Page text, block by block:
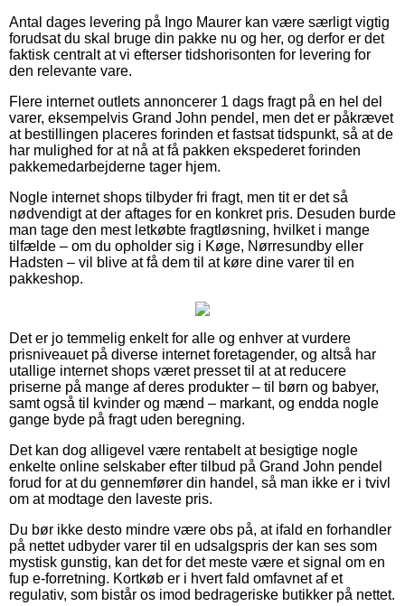
Antal dages levering på Ingo Maurer kan være særligt vigtig
forudsat du skal bruge din pakke nu og her, og derfor er det
faktisk centralt at vi efterser tidshorisonten for levering for
den relevante vare.
Flere internet outlets annoncerer 1 dags fragt på en hel del
varer, eksempelvis Grand John pendel, men det er påkrævet
at bestillingen placeres forinden et fastsat tidspunkt, så at de
har mulighed for at nå at få pakken ekspederet forinden
pakkemedarbejderne tager hjem.
Nogle internet shops tilbyder fri fragt, men tit er det så
nødvendigt at der aftages for en konkret pris. Desuden burde
man tage den mest letkøbte fragtløsning, hvilket i mange
tilfælde – om du opholder sig i Køge, Nørresundby eller
Hadsten – vil blive at få dem til at køre dine varer til en
pakkeshop.
Det er jo temmelig enkelt for alle og enhver at vurdere
prisniveauet på diverse internet foretagender, og altså har
utallige internet shops været presset til at at reducere
priserne på mange af deres produkter – til børn og babyer,
samt også til kvinder og mænd – markant, og endda nogle
gange byde på fragt uden beregning.
Det kan dog alligevel være rentabelt at besigtige nogle
enkelte online selskaber efter tilbud på Grand John pendel
forud for at du gennemfører din handel, så man ikke er i tvivl
om at modtage den laveste pris.
Du bør ikke desto mindre være obs på, at ifald en forhandler
på nettet udbyder varer til en udsalgspris der kan ses som
mystisk gunstig, kan det for det meste være et signal om en
fup e-forretning. Kortkøb er i hvert fald omfavnet af et
regulativ, som bistår os imod bedrageriske butikker på nettet.